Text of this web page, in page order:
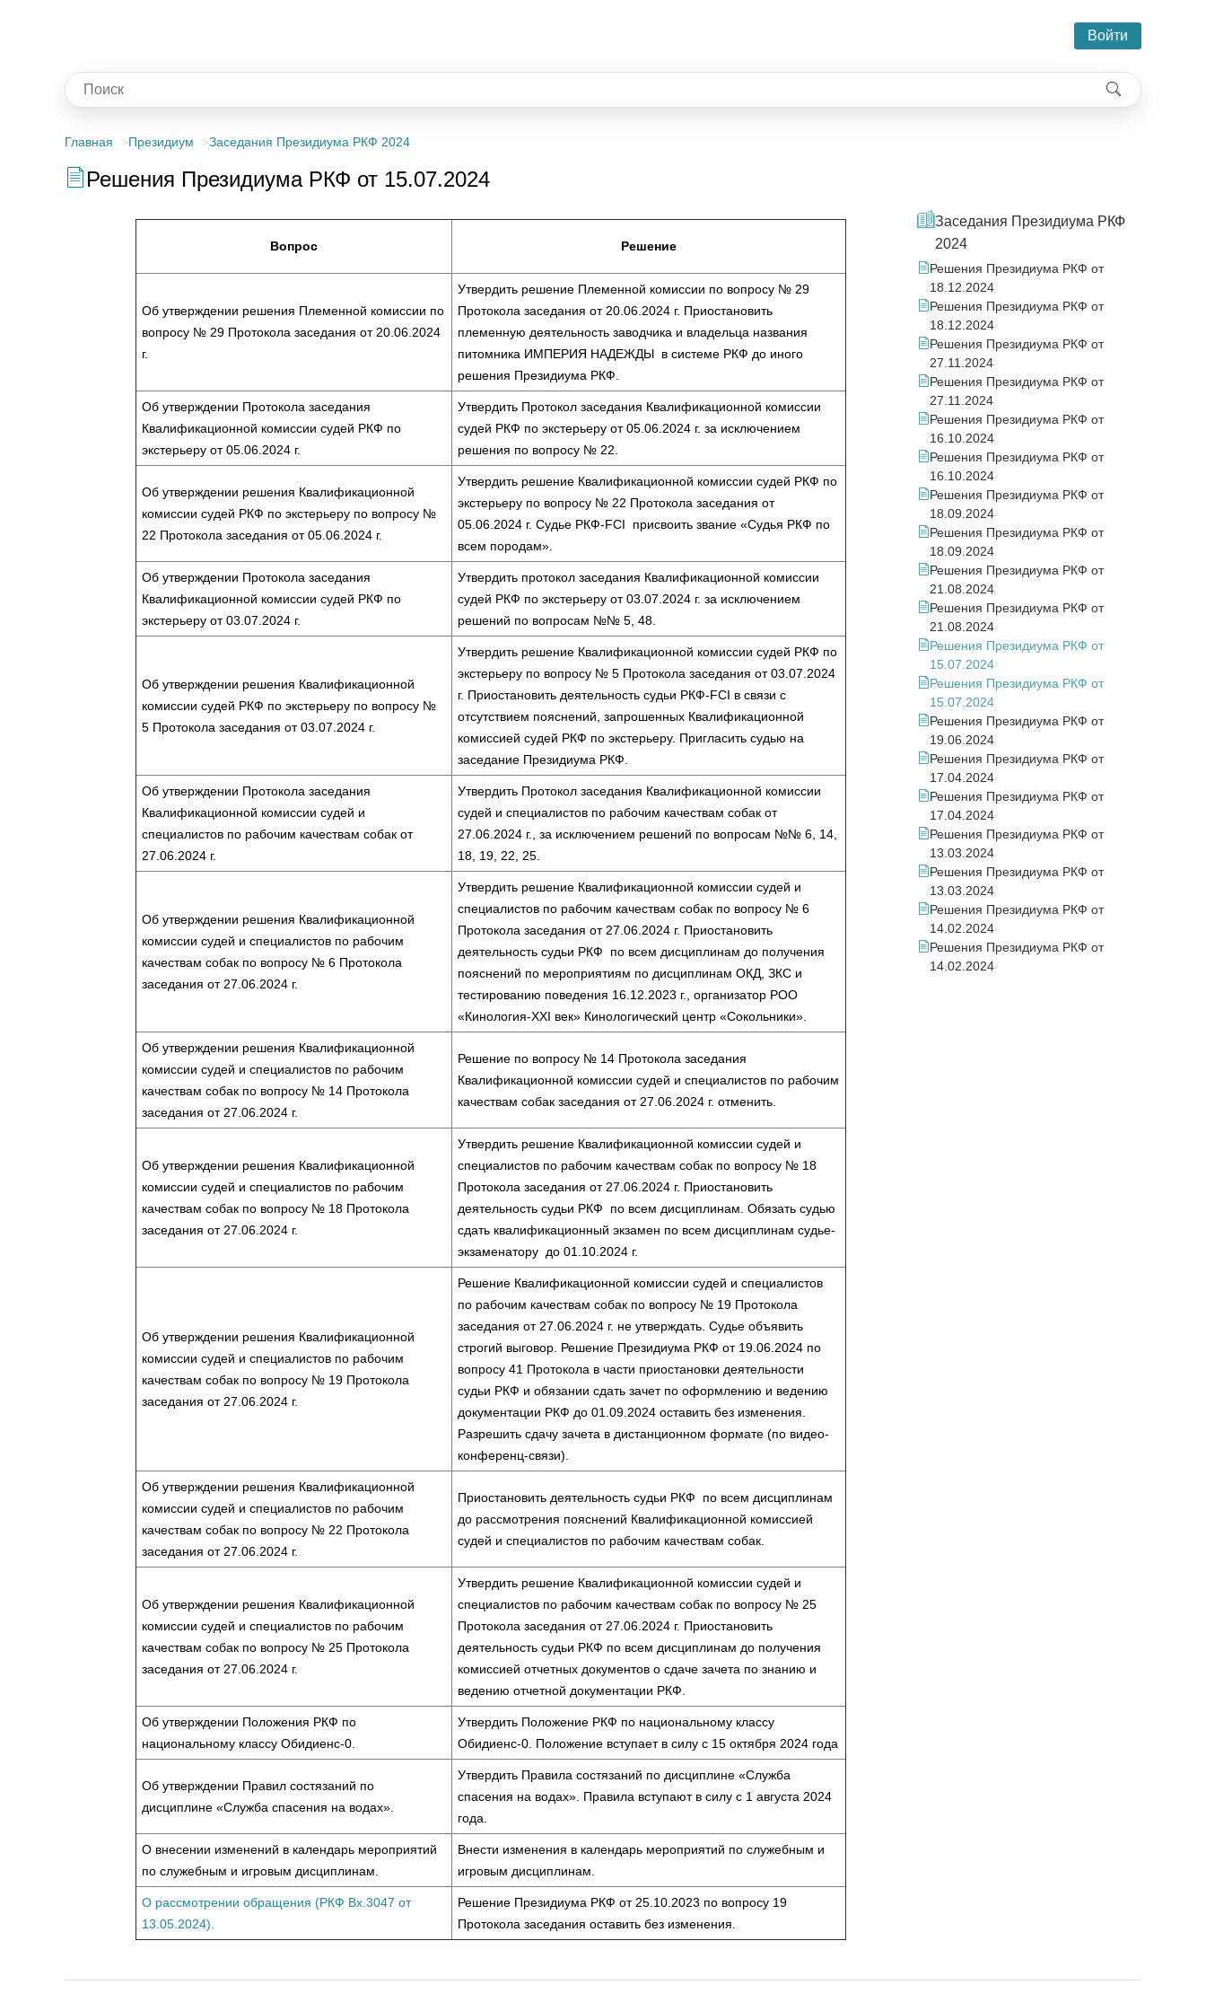
Войти
Главная Президиум Заседания Президиума РКФ 2024
Решения Президиума РКФ от 15.07.2024
Вопрос Решение
Об утверждении решения Племенной комиссии по
вопросу № 29 Протокола заседания от 20.06.2024
г.
Утвердить решение Племенной комиссии по вопросу № 29
Протокола заседания от 20.06.2024 г. Приостановить
племенную деятельность заводчика и владельца названия
питомника ИМПЕРИЯ НАДЕЖДЫ в системе РКФ до иного
решения Президиума РКФ.
Об утверждении Протокола заседания
Квалификационной комиссии судей РКФ по
экстерьеру от 05.06.2024 г.
Утвердить Протокол заседания Квалификационной комиссии
судей РКФ по экстерьеру от 05.06.2024 г. за исключением
решения по вопросу № 22.
Об утверждении решения Квалификационной
комиссии судей РКФ по экстерьеру по вопросу №
22 Протокола заседания от 05.06.2024 г.
Утвердить решение Квалификационной комиссии судей РКФ по
экстерьеру по вопросу № 22 Протокола заседания от
05.06.2024 г. Судье РКФ-FCI присвоить звание «Судья РКФ по
всем породам».
Об утверждении Протокола заседания
Квалификационной комиссии судей РКФ по
экстерьеру от 03.07.2024 г.
Утвердить протокол заседания Квалификационной комиссии
судей РКФ по экстерьеру от 03.07.2024 г. за исключением
решений по вопросам №№ 5, 48.
Об утверждении решения Квалификационной
комиссии судей РКФ по экстерьеру по вопросу №
5 Протокола заседания от 03.07.2024 г.
Утвердить решение Квалификационной комиссии судей РКФ по
экстерьеру по вопросу № 5 Протокола заседания от 03.07.2024
г. Приостановить деятельность судьи РКФ-FCI в связи с
отсутствием пояснений, запрошенных Квалификационной
комиссией судей РКФ по экстерьеру. Пригласить судью на
заседание Президиума РКФ.
Об утверждении Протокола заседания
Квалификационной комиссии судей и
специалистов по рабочим качествам собак от
27.06.2024 г.
Утвердить Протокол заседания Квалификационной комиссии
судей и специалистов по рабочим качествам собак от
27.06.2024 г., за исключением решений по вопросам №№ 6, 14,
18, 19, 22, 25.
Об утверждении решения Квалификационной
комиссии судей и специалистов по рабочим
качествам собак по вопросу № 6 Протокола
заседания от 27.06.2024 г.
Утвердить решение Квалификационной комиссии судей и
специалистов по рабочим качествам собак по вопросу № 6
Протокола заседания от 27.06.2024 г. Приостановить
деятельность судьи РКФ по всем дисциплинам до получения
пояснений по мероприятиям по дисциплинам ОКД, ЗКС и
тестированию поведения 16.12.2023 г., организатор РОО
«Кинология-ХХI век» Кинологический центр «Сокольники».
Об утверждении решения Квалификационной
комиссии судей и специалистов по рабочим
качествам собак по вопросу № 14 Протокола
заседания от 27.06.2024 г.
Решение по вопросу № 14 Протокола заседания
Квалификационной комиссии судей и специалистов по рабочим
качествам собак заседания от 27.06.2024 г. отменить.
Об утверждении решения Квалификационной
комиссии судей и специалистов по рабочим
качествам собак по вопросу № 18 Протокола
заседания от 27.06.2024 г.
Утвердить решение Квалификационной комиссии судей и
специалистов по рабочим качествам собак по вопросу № 18
Протокола заседания от 27.06.2024 г. Приостановить
деятельность судьи РКФ по всем дисциплинам. Обязать судью
сдать квалификационный экзамен по всем дисциплинам судье-
экзаменатору до 01.10.2024 г.
Об утверждении решения Квалификационной
комиссии судей и специалистов по рабочим
качествам собак по вопросу № 19 Протокола
заседания от 27.06.2024 г.
Решение Квалификационной комиссии судей и специалистов
по рабочим качествам собак по вопросу № 19 Протокола
заседания от 27.06.2024 г. не утверждать. Судье объявить
строгий выговор. Решение Президиума РКФ от 19.06.2024 по
вопросу 41 Протокола в части приостановки деятельности
судьи РКФ и обязании сдать зачет по оформлению и ведению
документации РКФ до 01.09.2024 оставить без изменения.
Разрешить сдачу зачета в дистанционном формате (по видео-
конференц-связи).
Об утверждении решения Квалификационной
комиссии судей и специалистов по рабочим
качествам собак по вопросу № 22 Протокола
заседания от 27.06.2024 г.
Приостановить деятельность судьи РКФ по всем дисциплинам
до рассмотрения пояснений Квалификационной комиссией
судей и специалистов по рабочим качествам собак.
Об утверждении решения Квалификационной
комиссии судей и специалистов по рабочим
качествам собак по вопросу № 25 Протокола
заседания от 27.06.2024 г.
Утвердить решение Квалификационной комиссии судей и
специалистов по рабочим качествам собак по вопросу № 25
Протокола заседания от 27.06.2024 г. Приостановить
деятельность судьи РКФ по всем дисциплинам до получения
комиссией отчетных документов о сдаче зачета по знанию и
ведению отчетной документации РКФ.
Об утверждении Положения РКФ по
национальному классу Обидиенс-0.
Утвердить Положение РКФ по национальному классу
Обидиенс-0. Положение вступает в силу с 15 октября 2024 года
Об утверждении Правил состязаний по
дисциплине «Служба спасения на водах».
Утвердить Правила состязаний по дисциплине «Служба
спасения на водах». Правила вступают в силу с 1 августа 2024
года.
О внесении изменений в календарь мероприятий
по служебным и игровым дисциплинам.
Внести изменения в календарь мероприятий по служебным и
игровым дисциплинам.
О рассмотрении обращения (РКФ Вх.3047 от
13.05.2024).
Решение Президиума РКФ от 25.10.2023 по вопросу 19
Протокола заседания оставить без изменения.
Заседания Президиума РКФ
2024
Решения Президиума РКФ от
18.12.2024
Решения Президиума РКФ от
18.12.2024
Решения Президиума РКФ от
27.11.2024
Решения Президиума РКФ от
27.11.2024
Решения Президиума РКФ от
16.10.2024
Решения Президиума РКФ от
16.10.2024
Решения Президиума РКФ от
18.09.2024
Решения Президиума РКФ от
18.09.2024
Решения Президиума РКФ от
21.08.2024
Решения Президиума РКФ от
21.08.2024
Решения Президиума РКФ от
15.07.2024
Решения Президиума РКФ от
15.07.2024
Решения Президиума РКФ от
19.06.2024
Решения Президиума РКФ от
17.04.2024
Решения Президиума РКФ от
17.04.2024
Решения Президиума РКФ от
13.03.2024
Решения Президиума РКФ от
13.03.2024
Решения Президиума РКФ от
14.02.2024
Решения Президиума РКФ от
14.02.2024